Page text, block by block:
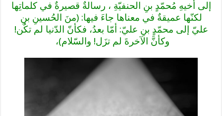
إلى أخيهِ مُحمّدٍ بنِ الحنفيّةِ ، رسالةٌ قصيرةٌ في كلماتِها
لكنّها عميقةٌ في معناها جاءَ فيها: (منَ الحُسينِ بنِ
عليّ إلى محمّدٍ بنِ عليّ: أمّا بعدُ، فكأنّ الدّنيا لم تكُن!
وكأنَّ الآخرةَ لم تزَل! والسّلام)،